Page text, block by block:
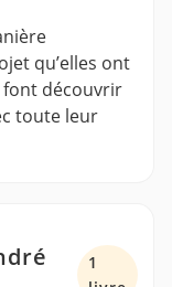
qu’elles ont
font découvrir
toute leur
1